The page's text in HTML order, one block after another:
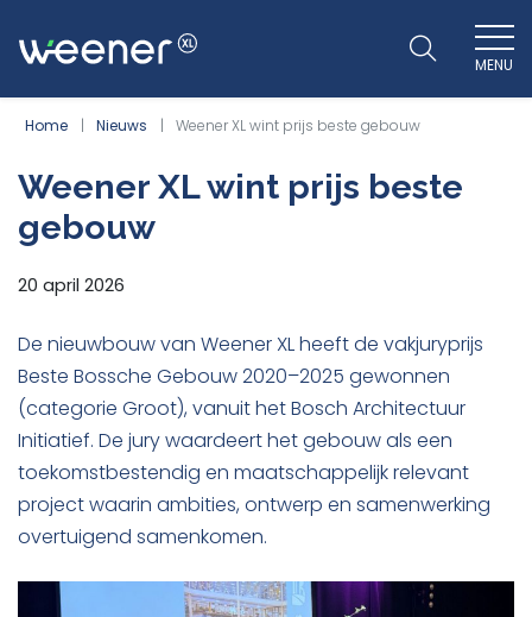
WEENER XL
MENU
Home Nieuws Weener XL wint prijs beste gebouw
Weener XL wint prijs beste
gebouw
20 april 2026
De nieuwbouw van Weener XL heeft de vakjuryprijs
Beste Bossche Gebouw 2020–2025 gewonnen
(categorie Groot), vanuit het Bosch Architectuur
Initiatief. De jury waardeert het gebouw als een
toekomstbestendig en maatschappelijk relevant
project waarin ambities, ontwerp en samenwerking
overtuigend samenkomen.